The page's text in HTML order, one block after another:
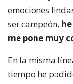
emociones
ser campeón,
me pone muy
En la misma
tiempo he